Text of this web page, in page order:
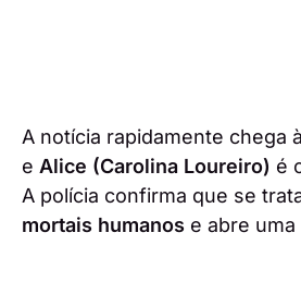
A notícia rapidamente chega
e Alice (Carolina Loureiro) é
A polícia confirma que se
mortais humanos e abre